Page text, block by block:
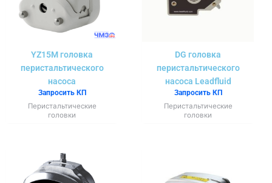
YZ15M головка
перистальтического
насоса
Запросить КП
Перистальтические
головки
DG головка
перистальтического
насоса Leadfluid
Запросить КП
Перистальтические
головки